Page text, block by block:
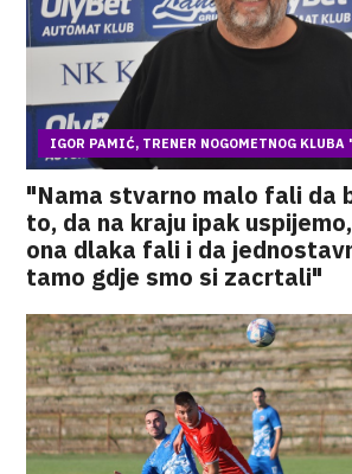
IGOR PAMIĆ, TRENER NOGOMETNOG KLUBA
"Nama stvarno malo fali da
to, da na kraju ipak
ona dlaka fali i da
tamo gdje smo si zacrtali"